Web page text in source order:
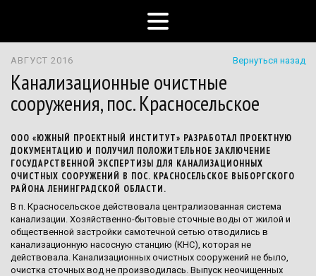
Вернуться назад
АВГУСТ 2016
Канализационные очистные
сооружения, пос. Красносельское
ООО «ЮЖНЫЙ ПРОЕКТНЫЙ ИНСТИТУТ» РАЗРАБОТАЛ ПРОЕКТНУЮ
ДОКУМЕНТАЦИЮ И ПОЛУЧИЛ ПОЛОЖИТЕЛЬНОЕ ЗАКЛЮЧЕНИЕ
ГОСУДАРСТВЕННОЙ ЭКСПЕРТИЗЫ ДЛЯ КАНАЛИЗАЦИОННЫХ
ОЧИСТНЫХ СООРУЖЕНИЙ В ПОС. КРАСНОСЕЛЬСКОЕ ВЫБОРГСКОГО
РАЙОНА ЛЕНИНГРАДСКОЙ ОБЛАСТИ.
В п. Красносельское действовала централизованная система
канализации. Хозяйственно-бытовые сточные воды от жилой и
общественной застройки самотечной сетью отводились в
канализационную насосную станцию (КНС), которая не
действовала. Канализационных очистных сооружений не было,
очистка сточных вод не производилась. Выпуск неочищенных